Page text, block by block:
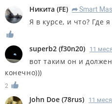
Никита (FE) R Smart
Я в курсе, и что? Где
superb2 (f30n20) 11
вот таким он и
конечно)))
2
John Doe (78rus) 11